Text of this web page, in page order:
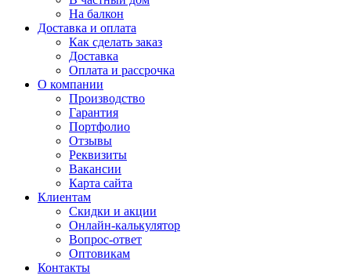
На балкон
Доставка и оплата
Как сделать заказ
Доставка
Оплата и рассрочка
О компании
Производство
Гарантия
Портфолио
Отзывы
Реквизиты
Вакансии
Карта сайта
Клиентам
Скидки и акции
Онлайн-калькулятор
Вопрос-ответ
Оптовикам
Контакты